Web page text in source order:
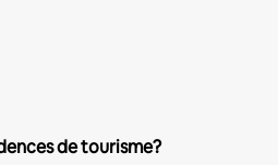
de tourisme?